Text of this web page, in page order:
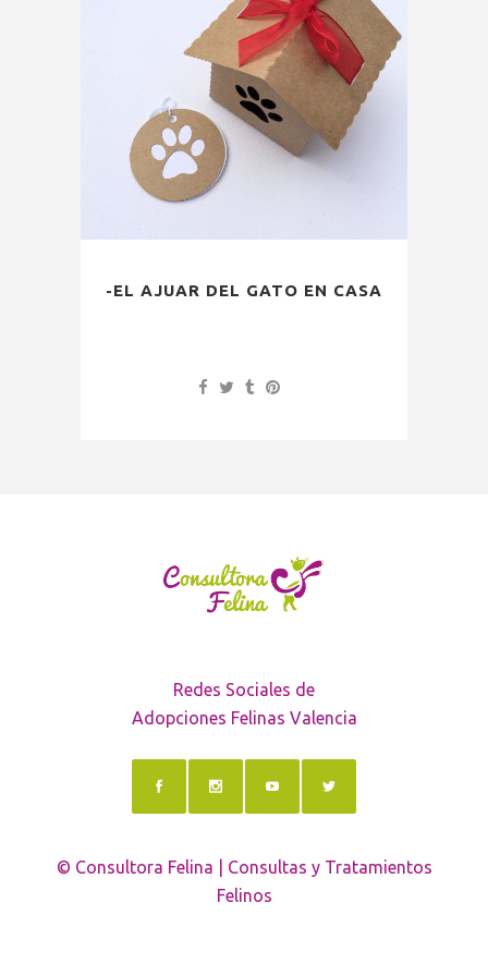
-EL AJUAR DEL GATO EN CASA
Redes Sociales de
Adopciones Felinas Valencia
© Consultora Felina | Consultas y Tratamientos
Felinos